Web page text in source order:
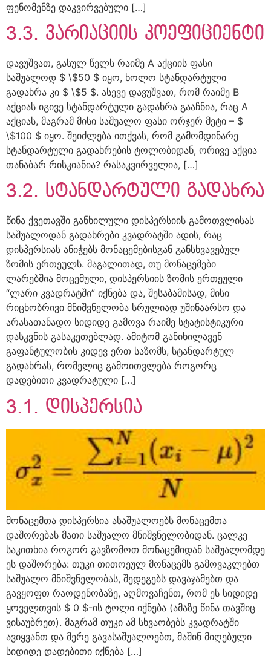
ფენომენზე დაკვირვებული […]
3.3. ვარიაციის კოეფიციენტი
დავუშვათ, გასულ წელს რაიმე A აქციის ფასი
საშუალოდ $ \$50 $ იყო, ხოლო სტანდარტული
გადახრა კი $ \$5 $. ასევე დავუშვათ, რომ რაიმე B
აქციას იგივე სტანდარტული გადახრა გააჩნია, რაც A
აქციას, მაგრამ მისი საშუალო ფასი ორჯერ მეტი – $
\$100 $ იყო. შეიძლება ითქვას, რომ გამომდინარე
სტანდარტული გადახრების ტოლობიდან, ორივე აქცია
თანაბარ რისკიანია? რასაკვირველია, […]
3.2. სტანდარტული გადახრა
წინა ქვეთავში განხილული დისპერსიის გამოთვლისას
საშუალოდან გადახრები კვადრატში ადის, რაც
დისპერსიას ანიჭებს მონაცემებისგან განსხვავებულ
ზომის ერთეულს. მაგალითად, თუ მონაცემები
ლარებშია მოცემული, დისპერსიის ზომის ერთეული
“ლარი კვადრატში” იქნება და, შესაბამისად, მისი
რიცხობრივი მნიშვნელობა სრულიად უშინაარსო და
არასათანადო სიდიდე გამოვა რაიმე სტატისტიკური
დასკვნის გასაკეთებლად. ამიტომ განიხილავენ
გაფანტულობის კიდევ ერთ საზომს, სტანდარტულ
გადახრას, რომელიც გამოითვლება როგორც
დადებითი კვადრატული […]
3.1. დისპერსია
მონაცემთა დისპერსია ასაშუალოებს მონაცემთა
დაშორებას მათი საშუალო მნიშვნელობიდან. ცალკე
საკითხია როგორ გავზომოთ მონაცემიდან საშუალომდე
ეს დაშორება: თუკი თითოეულ მონაცემს გამოვაკლებთ
საშუალო მნიშვნელობას, შედეგებს დავაჯამებთ და
გავყოფთ რაოდენობაზე, აღმოვაჩენთ, რომ ეს სიდიდე
ყოველთვის $ 0 $-ის ტოლი იქნება (ამაზე წინა თავშიც
ვისაუბრეთ). მაგრამ თუკი ამ სხვაობებს კვადრატში
ავიყვანთ და მერე გავასაშუალოებთ, მაშინ მიღებული
სიდიდე დადებითი იქნება […]